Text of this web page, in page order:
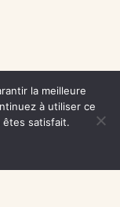
la meilleure
à utiliser ce
satisfait.